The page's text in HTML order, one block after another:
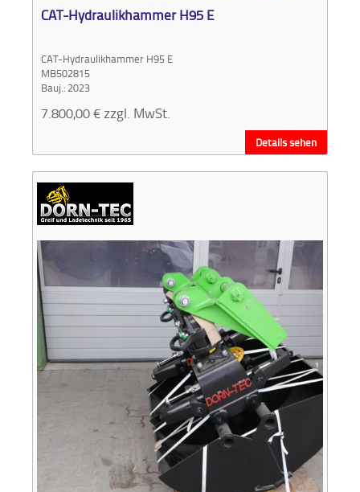
CAT-Hydraulikhammer H95 E
CAT-Hydraulikhammer H95 E
MB502815
Bauj.: 2023
7.800,00€ zzgl. MwSt.
Details sehen